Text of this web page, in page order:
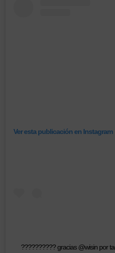
Ver esta publicación en Instagram
?????????? gracias @wisin por